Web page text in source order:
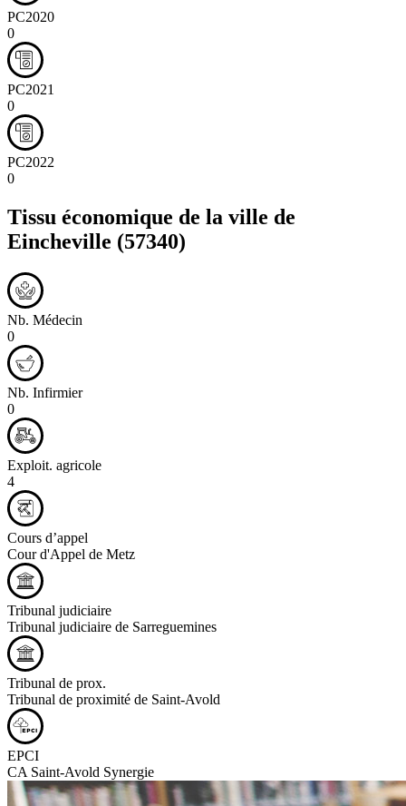
PC2020
0
PC2021
0
PC2022
0
Tissu économique de la ville de
Eincheville (57340)
Nb. Médecin
0
Nb. Infirmier
0
Exploit. agricole
4
Cours d’appel
Cour d'Appel de Metz
Tribunal judiciaire
Tribunal judiciaire de Sarreguemines
Tribunal de prox.
Tribunal de proximité de Saint-Avold
EPCI
CA Saint-Avold Synergie